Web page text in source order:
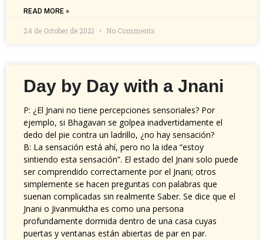
READ MORE »
24 de October de 2021 No Comments
Day by Day with a Jnani
P: ¿El Jnani no tiene percepciones sensoriales? Por
ejemplo, si Bhagavan se golpea inadvertidamente el
dedo del pie contra un ladrillo, ¿no hay sensación?
B: La sensación está ahí, pero no la idea “estoy
sintiendo esta sensación”. El estado del Jnani solo puede
ser comprendido correctamente por el Jnani; otros
simplemente se hacen preguntas con palabras que
suenan complicadas sin realmente Saber. Se dice que el
Jnani o Jivanmuktha es como una persona
profundamente dormida dentro de una casa cuyas
puertas y ventanas están abiertas de par en par.